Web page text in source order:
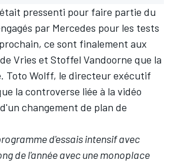
pressenti pour faire partie du
par Mercedes pour les tests
ce sont finalement aux
Vries et Stoffel Vandoorne que la
Toto Wolff, le directeur exécutif
la controverse liée à la vidéo
changement de plan de
d'essais intensif avec
de l'année avec une monoplace